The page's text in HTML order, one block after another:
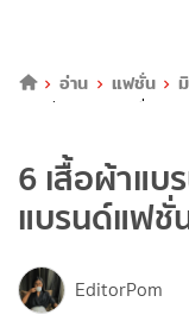
อ่าน
แฟชั่น
ไหนดี แบรนด์แฟชั่นฮิต
6 เสื้อผ้าแบ
แบรนด์แฟชั่
EditorPom